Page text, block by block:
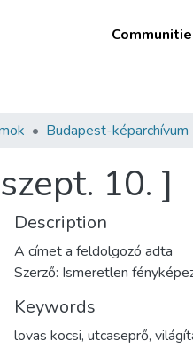
Budapest-képarchívum
10. ]
Description
A címet a feldolgozó adta
Szerző: Ismeretlen
Keywords
lovas kocsi, utcaseprő,